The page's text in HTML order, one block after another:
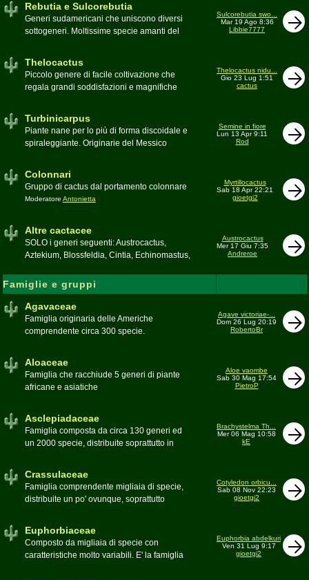
Canada. Caratteristiche le temute spine
carnosi spesso commestibili
Rebutia e Sulcorebutia
Generi sudamericani che uniscono diversi
sottogeneri. Moltissime specie amanti del
Sulcorebutia swo...
Mar 19 Ago 8:36
Libbie7777
Thelocactus
Piccolo genere di facile coltivazione che
regala grandi soddisfazioni e magnifiche
Thelocactus nidu...
Gio 23 Lug 1:51
cactus
Turbinicarpus
Piante nane per lo più di forma discoidale e
spiraleggiante. Originarie del Messico
Semine in fiore
Lun 13 Apr 9:11
Rod
Colonnari
Gruppo di cactus dal portamento colonnare
Moderatore Antonietta
Myrtillocactus
Sab 18 Apr 22:21
gioetgi2
Altre cactacee
SOLO i generi seguenti: Austrocactus,
Aztekium, Blossfeldia, Cintia, Echinomastus,
Geohintonia, Obregonia, Oroya,
Ortegocactus, Pediocactus, Pelecyphora,
Pereskia, Sclerocactus, Strombocactus ,
Toumeya, Uebelmannia, Yavia. Sottotribù:
Hylocereinae (Aporocactus, Epiphyllum,
Austrocactus
Mer 17 Giu 7:35
Andreroe
Famiglie e gruppi
Agavaceae
Famiglia originaria delle Americhe
comprendente circa 300 specie.
generi:Agave, Beschorneria, Furcraea,
Hesperaloë, Littaea, Manfreda, Polianthes,
Agave victoriae-...
Dom 26 Lug 20:19
RobertoBr
Aloaceae
Famiglia che racchiude 5 generi di piante
africane e asiatiche
Aloe vaombe
Sab 30 Mag 17:54
PietroP
Asclepiadaceae
Famiglia composta da circa 130 generi ed
un 2000 specie, distribuite soprattutto in
Brachystelma Th...
Mer 06 Mag 10:58
kE
Crassulaceae
Famiglia comprendente migliaia di specie,
distribuite un po' ovunque, soprattutto
Cotyledon orbicu...
Sab 08 Nov 22:23
gioetgi2
Euphorbiaceae
Composto da migliaia di specie con
caratteristiche molto variabili. E' la famiglia
Euphorbia abdelkuri
Ven 31 Lug 9:17
gioetgi2